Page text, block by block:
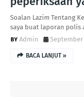
Soalan Lazim Tentang
saya buat laporan polis
Admin
September
BACA LANJUT »